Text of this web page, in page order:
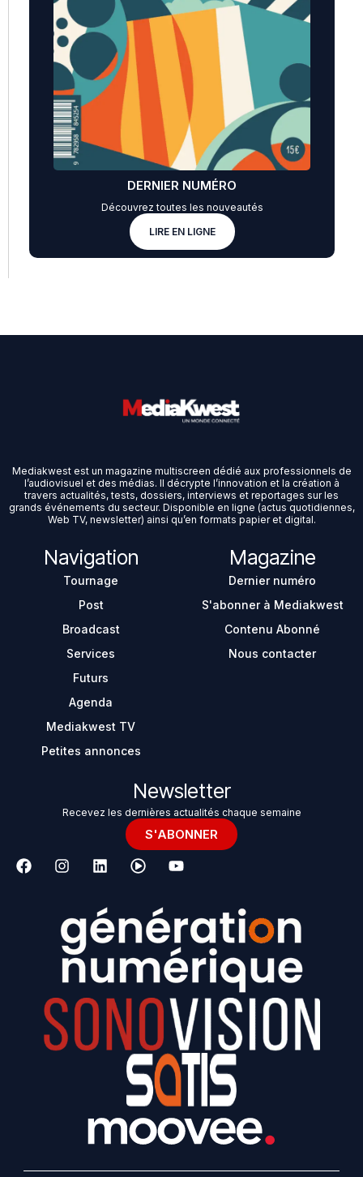
DERNIER NUMÉRO
Découvrez toutes les nouveautés
LIRE EN LIGNE
Mediakwest est un magazine multiscreen dédié aux professionnels de
l’audiovisuel et des médias. Il décrypte l’innovation et la création à
travers actualités, tests, dossiers, interviews et reportages sur les
grands événements du secteur. Disponible en ligne (actus quotidiennes,
Web TV, newsletter) ainsi qu’en formats papier et digital.
Navigation
Tournage
Post
Broadcast
Services
Futurs
Agenda
Mediakwest TV
Petites annonces
Magazine
Dernier numéro
S'abonner à Mediakwest
Contenu Abonné
Nous contacter
Newsletter
Recevez les dernières actualités chaque semaine
S'ABONNER